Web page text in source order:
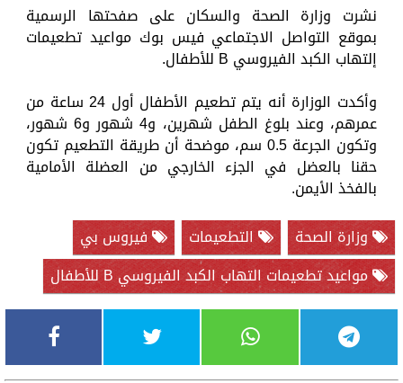
نشرت وزارة الصحة والسكان على صفحتها الرسمية
بموقع التواصل الاجتماعي فيس بوك مواعيد تطعيمات
إلتهاب الكبد الفيروسي B للأطفال.
وأكدت الوزارة أنه يتم تطعيم الأطفال أول 24 ساعة من
عمرهم، وعند بلوغ الطفل شهرين، و4 شهور و6 شهور،
وتكون الجرعة 0.5 سم، موضحة أن طريقة التطعيم تكون
حقنا بالعضل في الجزء الخارجي من العضلة الأمامية
بالفخذ الأيمن.
وزارة الصحة
التطعيمات
فيروس بي
مواعيد تطعيمات التهاب الكبد الفيروسي B للأطفال